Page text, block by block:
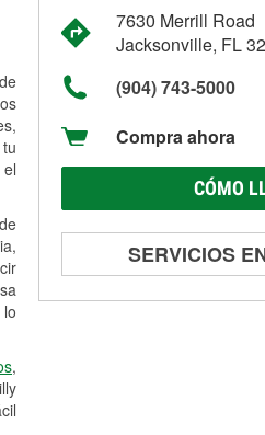
,
7630 Merrill Road
Jacksonville, FL
(904) 743-5000
Compra ahora
CÓMO
SERVICIOS
Prueba de batería